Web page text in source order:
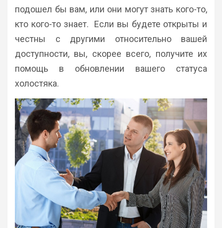
подошел бы вам, или они могут знать кого-то,
кто кого-то знает. Если вы будете открыты и
честны с другими относительно вашей
доступности, вы, скорее всего, получите их
помощь в обновлении вашего статуса
холостяка.